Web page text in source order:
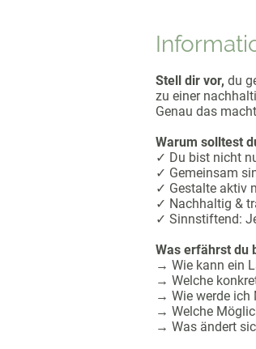
Stell dir vor, du
zu einer
Genau das
Warum solltest
✓ Du bist nicht
✓ Gemeinsam
✓ Gestalte aktiv
✓ Nachhaltig &
✓ Sinnstiftend:
Was erfährst du
→ Wie kann ein
→ Welche
→ Wie werde ich
→ Welche
→ Was ändert